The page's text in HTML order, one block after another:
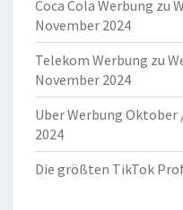
Coca Cola Werbung zu
November 2024
Telekom Werbung zu
November 2024
Uber Werbung Oktober
2024
Die größten TikTok